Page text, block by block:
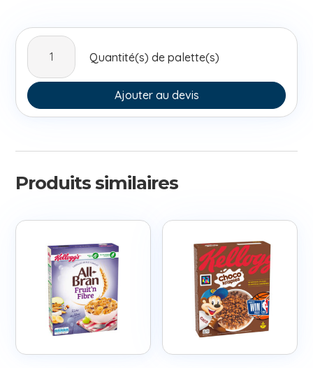
quantité
Kelloggs
Special
K
Quantité(s) de palette(s)
Ajouter au devis
Produits similaires